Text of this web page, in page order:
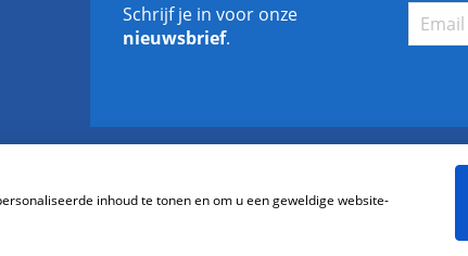
Schrijf je in voor onze
nieuwsbrief.
inhoud te tonen en om u een geweldige website-